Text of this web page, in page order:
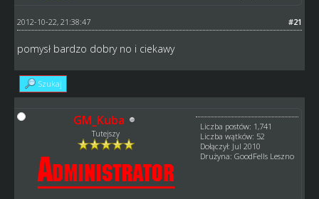
#21
2012-10-22, 21:38:47
pomysł bardzo dobry no i ciekawy
Szukaj
GM_Kuba
Tutejszy
Liczba postów: 1,741
Liczba wątków: 52
Dołączył: Jul 2010
Drużyna: GoodFells Leszno